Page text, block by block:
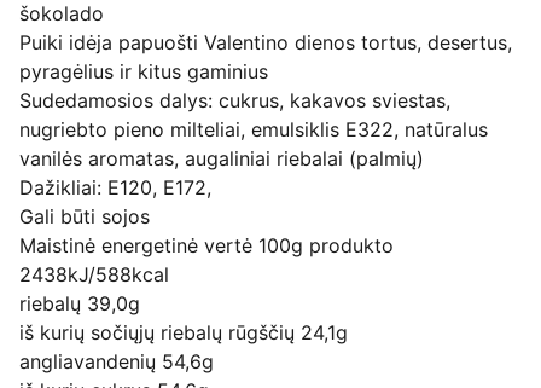
šokolado
Puiki idėja papuošti Valentino dienos tortus, desertus,
pyragėlius ir kitus gaminius
Sudedamosios dalys: cukrus, kakavos sviestas,
nugriebto pieno milteliai, emulsiklis E322, natūralus
vanilės aromatas, augaliniai riebalai (palmių)
Dažikliai: E120, E172,
Gali būti sojos
Maistinė energetinė vertė 100g produkto
2438kJ/588kcal
riebalų 39,0g
iš kurių sočiųjų riebalų rūgščių 24,1g
angliavandenių 54,6g